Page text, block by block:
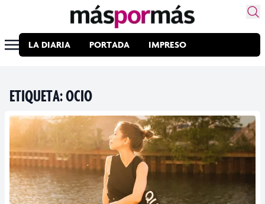
LA DIARIA PORTADA IMPRESO
ETIQUETA:OCIO